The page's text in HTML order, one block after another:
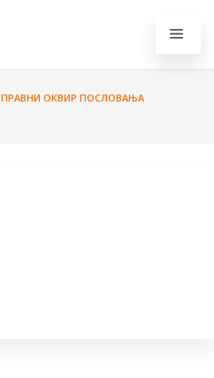
ПРАВНИ ОКВИР ПОСЛОВАЊА